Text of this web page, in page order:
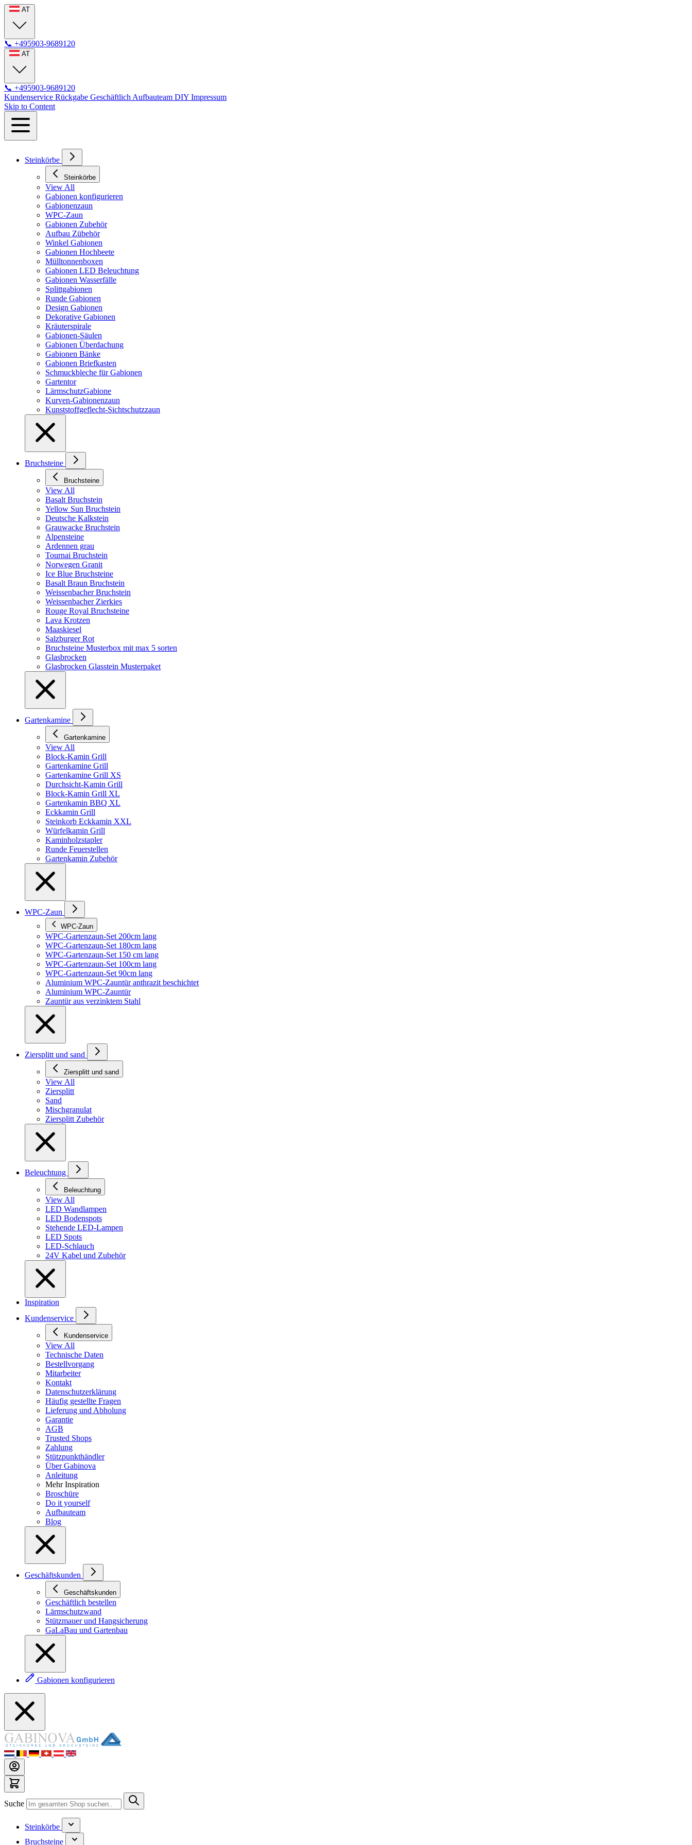
AT
📞 +495903-9689120
AT
📞 +495903-9689120
Kundenservice Rückgabe Geschäftlich Aufbauteam DIY Impressum
Skip to Content
Steinkörbe
Steinkörbe
View All
Gabionen konfigurieren
Gabionenzaun
WPC-Zaun
Gabionen Zubehör
Aufbau Zübehör
Winkel Gabionen
Gabionen Hochbeete
Mülltonnenboxen
Gabionen LED Beleuchtung
Gabionen Wasserfälle
Splittgabionen
Runde Gabionen
Design Gabionen
Dekorative Gabionen
Kräuterspirale
Gabionen-Säulen
Gabionen Überdachung
Gabionen Bänke
Gabionen Briefkasten
Schmuckbleche für Gabionen
Gartentor
LärmschutzGabione
Kurven-Gabionenzaun
Kunststoffgeflecht-Sichtschutzzaun
Bruchsteine
Bruchsteine
View All
Basalt Bruchstein
Yellow Sun Bruchstein
Deutsche Kalkstein
Grauwacke Bruchstein
Alpensteine
Ardennen grau
Tournai Bruchstein
Norwegen Granit
Ice Blue Bruchsteine
Basalt Braun Bruchstein
Weissenbacher Bruchstein
Weissenbacher Zierkies
Rouge Royal Bruchsteine
Lava Krotzen
Maaskiesel
Salzburger Rot
Bruchsteine Musterbox mit max 5 sorten
Glasbrocken
Glasbrocken Glasstein Musterpaket
Gartenkamine
Gartenkamine
View All
Block-Kamin Grill
Gartenkamine Grill
Gartenkamine Grill XS
Durchsicht-Kamin Grill
Block-Kamin Grill XL
Gartenkamin BBQ XL
Eckkamin Grill
Steinkorb Eckkamin XXL
Würfelkamin Grill
Kaminholzstapler
Runde Feuerstellen
Gartenkamin Zubehör
WPC-Zaun
WPC-Zaun
WPC-Gartenzaun-Set 200cm lang
WPC-Gartenzaun-Set 180cm lang
WPC-Gartenzaun-Set 150 cm lang
WPC-Gartenzaun-Set 100cm lang
WPC-Gartenzaun-Set 90cm lang
Aluminium WPC-Zauntür anthrazit beschichtet
Aluminium WPC-Zauntür
Zauntür aus verzinktem Stahl
Ziersplitt und sand
Ziersplitt und sand
View All
Ziersplitt
Sand
Mischgranulat
Ziersplitt Zubehör
Beleuchtung
Beleuchtung
View All
LED Wandlampen
LED Bodenspots
Stehende LED-Lampen
LED Spots
LED-Schlauch
24V Kabel und Zubehör
Inspiration
Kundenservice
Kundenservice
View All
Technische Daten
Bestellvorgang
Mitarbeiter
Kontakt
Datenschutzerklärung
Häufig gestellte Fragen
Lieferung und Abholung
Garantie
AGB
Trusted Shops
Zahlung
Stützpunkthändler
Über Gabinova
Anleitung
Mehr Inspiration
Broschüre
Do it yourself
Aufbauteam
Blog
Geschäftskunden
Geschäftskunden
Geschäftlich bestellen
Lärmschutzwand
Stützmauer und Hangsicherung
GaLaBau und Gartenbau
Gabionen konfigurieren
Suche
Steinkörbe
Bruchsteine